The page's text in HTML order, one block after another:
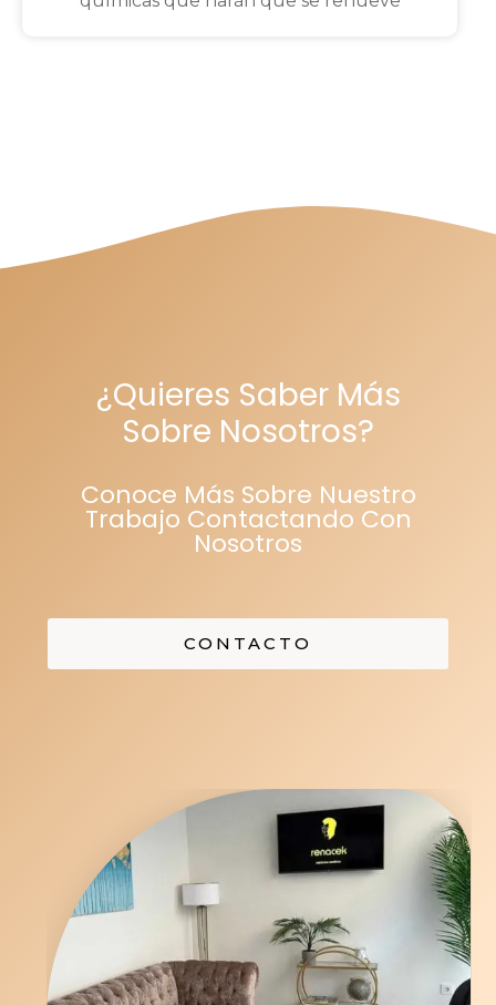
¿Quieres Saber Más
Sobre Nosotros?
Conoce Más Sobre Nuestro
Trabajo Contactando Con
Nosotros
CONTACTO